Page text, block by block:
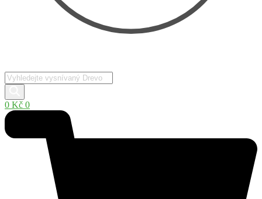
Products
search
0 Kč 0